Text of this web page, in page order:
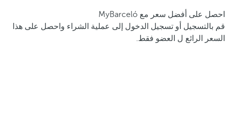
احصل على أفضل سعر مع MyBarceló
قم بالتسجيل أو تسجيل الدخول إلى عملية الشراء واحصل على هذا
السعر الرائع ل العضو فقط.